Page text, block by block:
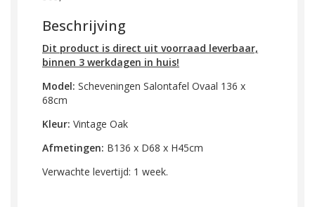
Beschrijving
Dit product is direct uit voorraad leverbaar,
binnen 3 werkdagen in huis!
Model: Scheveningen Salontafel Ovaal 136 x
68cm
Kleur: Vintage Oak
Afmetingen: B136 x D68 x H45cm
Verwachte levertijd: 1 week.